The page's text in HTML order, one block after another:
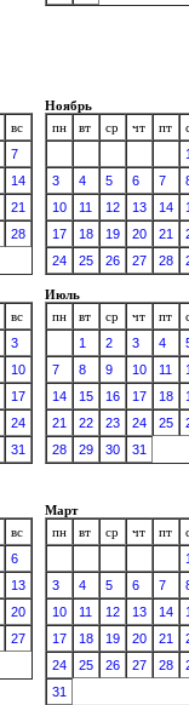
вс
7
14
21
28
Ноябрь
пн
вт ср чт пт
3
4 5 6 7
10
11 12 13 14
17
18 19 20 21
24
25 26 27 28
вс
3
10
17
24
31
Июль
пн
вт ср чт пт
1
2 3 4
7
8 9 10 11
14
15 16 17 18
21
22 23 24 25
28
29 30 31
вс
6
13
20
27
Март
пн
вт ср чт пт
3
4 5 6 7
10
11 12 13 14
17
18 19 20 21
24
25 26 27 28
31